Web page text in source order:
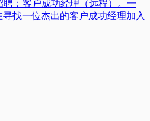
：客户成功经理（远程）。一
找一位杰出的客户成功经理加入